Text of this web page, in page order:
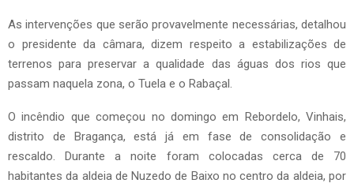
As intervenções que serão provavelmente necessárias, detalhou
o presidente da câmara, dizem respeito a estabilizações de
terrenos para preservar a qualidade das águas dos rios que
passam naquela zona, o Tuela e o Rabaçal.
O incêndio que começou no domingo em Rebordelo, Vinhais,
distrito de Bragança, está já em fase de consolidação e
rescaldo. Durante a noite foram colocadas cerca de 70
habitantes da aldeia de Nuzedo de Baixo no centro da aldeia, por